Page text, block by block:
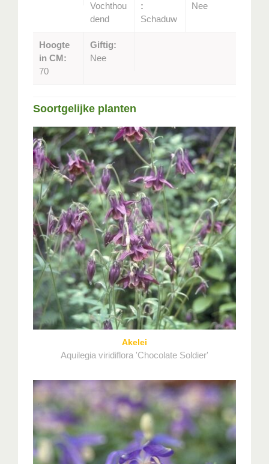
Vochthou
dend
:
Schaduw
Nee
Hoogte
in CM:
70
Giftig:
Nee
Soortgelijke planten
Akelei
Aquilegia viridiflora 'Chocolate Soldier'